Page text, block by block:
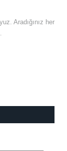
Aradığınız her